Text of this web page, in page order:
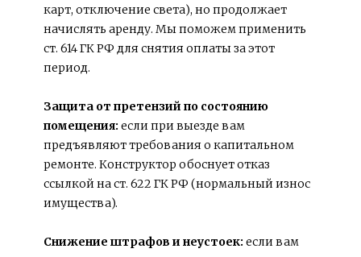
карт, отключение света), но продолжает
начислять аренду. Мы поможем применить
ст. 614 ГК РФ для снятия оплаты за этот
период.
Защита от претензий по состоянию
помещения: если при выезде вам
предъявляют требования о капитальном
ремонте. Конструктор обоснует отказ
ссылкой на ст. 622 ГК РФ (нормальный износ
имущества).
Снижение штрафов и неустоек: если вам